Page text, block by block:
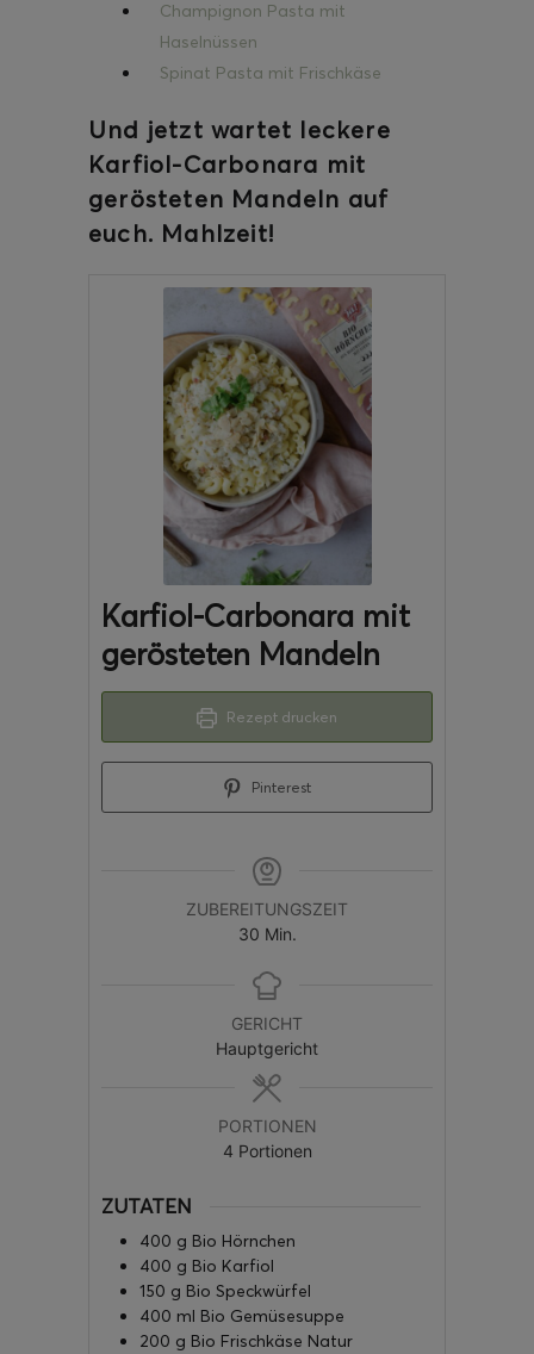
Champignon Pasta mit
Haselnüssen
Spinat Pasta mit Frischkäse
Und jetzt wartet leckere
Karfiol-Carbonara mit
gerösteten Mandeln auf
euch. Mahlzeit!
Karfiol-Carbonara mit
gerösteten Mandeln
Rezept drucken
Pinterest
ZUBEREITUNGSZEIT
30 Min.
GERICHT
Hauptgericht
PORTIONEN
4 Portionen
ZUTATEN
400 g Bio Hörnchen
400 g Bio Karfiol
150 g Bio Speckwürfel
400 ml Bio Gemüsesuppe
200 g Bio Frischkäse Natur